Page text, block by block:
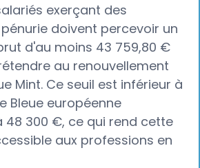
exerçant des
doivent percevoir un
d'au moins 43 759,80 €
au renouvellement
Mint. Ce seuil est inférieur à
Bleue européenne
48 300 €, ce qui rend cette
aux professions en